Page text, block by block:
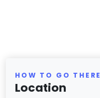
HOW TO GO THERE
Location